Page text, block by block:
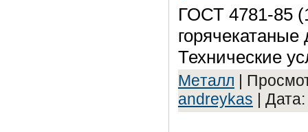
ГОСТ 4781-85
Технические
Meтaлл |
andreykas |